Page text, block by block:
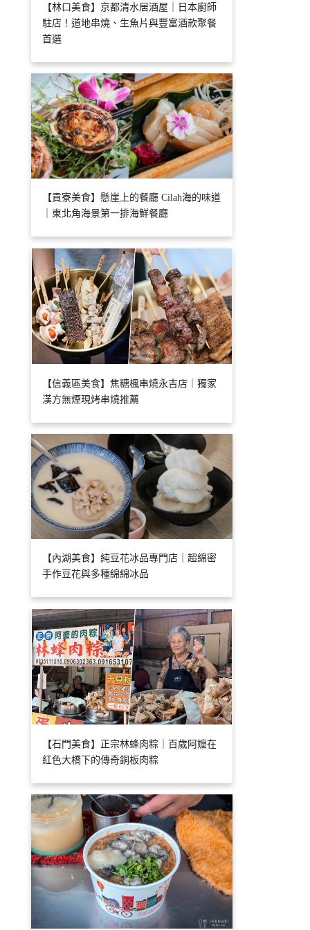
【林口美食】京都清水居酒屋｜日本廚師
駐店！道地串燒、生魚片與豐富酒款聚餐
首選
【貢寮美食】懸崖上的餐廳 Cilah海的味道
｜東北角海景第一排海鮮餐廳
【信義區美食】焦糖楓串燒永吉店｜獨家
漢方無煙現烤串燒推薦
【內湖美食】純豆花冰品專門店｜超綿密
手作豆花與多種綿綿冰品
【石門美食】正宗林蜂肉粽｜百歲阿嬤在
紅色大橋下的傳奇銅板肉粽